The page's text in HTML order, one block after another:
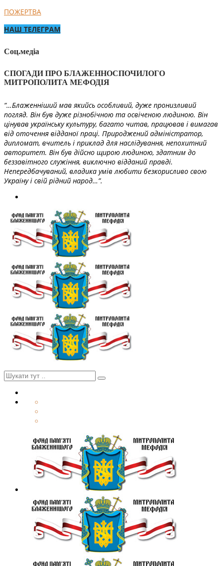
ПОЖЕРТВА
НАШ ТЕЛЕГРАМ
Соц.медіа
СПОГАДИ ПРО БЛАЖЕННОСПОЧИЛОГО
МИТРОПОЛИТА МЕФОДІЯ
“…Блаженніший мав якийсь особливий, дуже пронизливий
погляд. Він був дуже різнобічною та освіченою людиною. Він
цінував українську культуру, багато читав, працював і вимагав
від оточення відданої праці. Природжений адміністратор,
дипломат, вчитель і приклад для наслідування, непохитний
авторитет. Він був дійсно щирою людиною, здатним до
беззавітного служіння, виключно відданий правді.
Непередбачуваний, владика умів любити безкорисливо свою
Україну і свій рідний народ…”.